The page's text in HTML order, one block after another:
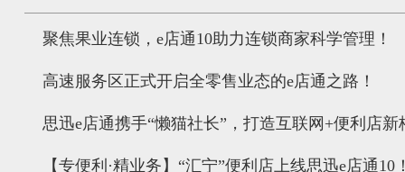
聚焦果业连锁，e店通10助力连锁商家科学管理！
高速服务区正式开启全零售业态的e店通之路！
思迅e店通携手“懒猫社长”，打造互联网+便利店新
【专便利·精业务】“汇宁”便利店上线思迅e店通10